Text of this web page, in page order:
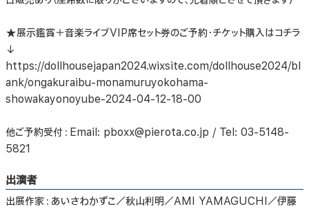
★展示鑑賞＋音楽ライブVIP席セット券のご予約・チケット購入はコチラ
↓
https://dollhousejapan2024.wixsite.com/dollhouse2024/bl
ank/ongakuraibu-monamuruyokohama-
showakayonoyube-2024-04-12-18-00
他ご予約受付：Email: pboxx@pierota.co.jp / Tel: 03-5148-
5821
出演者
出展作家：あいさわかずこ／秋山利明／AMI YAMAGUCHI／伊藤